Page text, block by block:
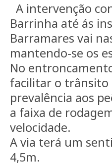
A intervenção
Barrinha até ás
Barramares vai
mantendo-se os
No
facilitar o trânsito
prevalência aos
a faixa de
velocidade.
A via terá um
4,5m.